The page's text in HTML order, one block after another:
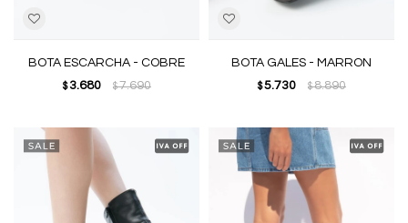
BOTA ESCARCHA - COBRE
$ 3.680 $7.690
BOTA GALES - MARRON
$ 5.730 $8.890